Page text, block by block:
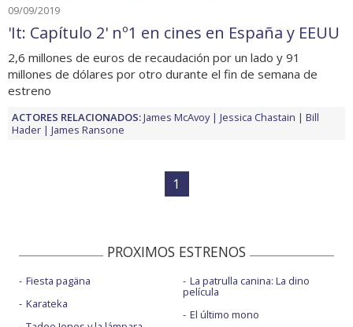
09/09/2019
'It: Capítulo 2' nº1 en cines en España y EEUU
2,6 millones de euros de recaudación por un lado y 91
millones de dólares por otro durante el fin de semana de
estreno
ACTORES RELACIONADOS:James McAvoy Jessica Chastain
Bill
Hader
James Ransone
1
PROXIMOS ESTRENOS
Fiesta pagäna
Karateka
La patrulla canina: La dino
película
El último mono